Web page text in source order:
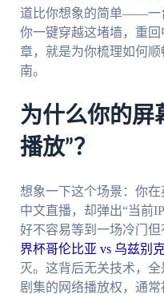
道比你想象的简单——一
你一键穿越这堵墙，重
章，就是为你梳理如何
南。
为什么你的屏
播放”？
想象一下这个场景：你
中文直播，却弹出“当前
好不容易等到一场冷门
界杯哥伦比亚 vs 乌兹别
灭。这背后无关技术，全
剧集的网络播放权，通